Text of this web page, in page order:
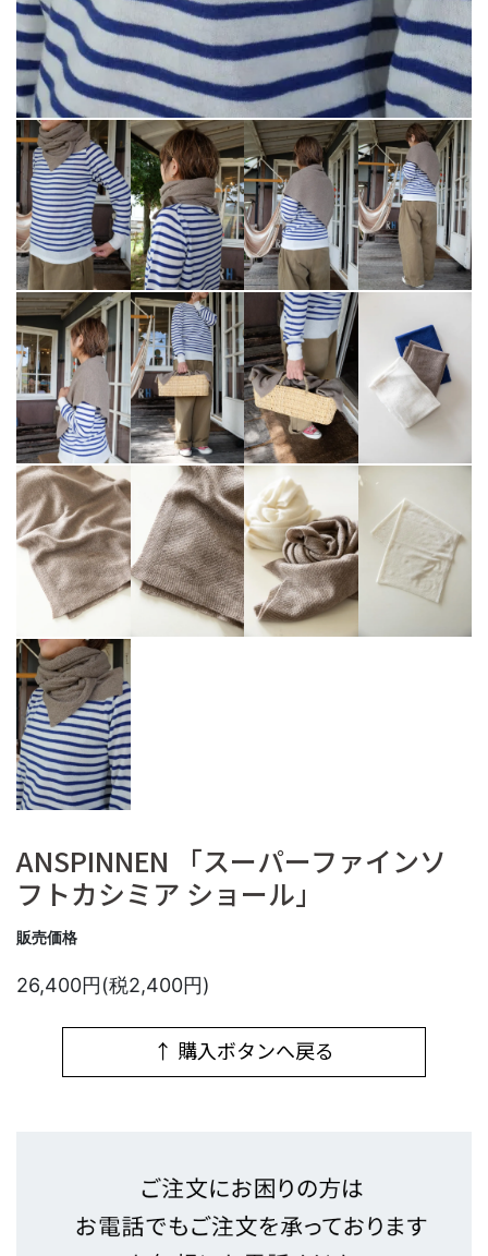
ANSPINNEN 「スーパーファインソ
フトカシミア ショール」
販売価格
26,400円(税2,400円)
↑ 購入ボタンへ戻る